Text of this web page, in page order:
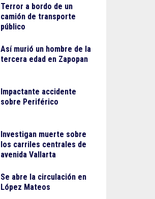
Terror a bordo de un
camión de transporte
público
Así murió un hombre de la
tercera edad en Zapopan
Impactante accidente
sobre Periférico
Investigan muerte sobre
los carriles centrales de
avenida Vallarta
Se abre la circulación en
López Mateos